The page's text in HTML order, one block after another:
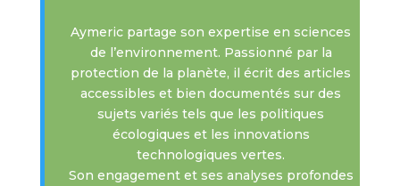
Aymeric partage son expertise en sciences
de l’environnement. Passionné par la
protection de la planète, il écrit des articles
accessibles et bien documentés sur des
sujets variés tels que les politiques
écologiques et les innovations
technologiques vertes.
Son engagement et ses analyses profondes